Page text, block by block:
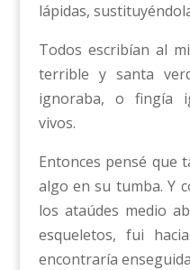
lápidas,
Todos escribían al
terrible y santa
ignoraba, o fingía
vivos.
Entonces pensé que
algo en su tumba. Y
los ataúdes medio
esqueletos, fui
encontraría